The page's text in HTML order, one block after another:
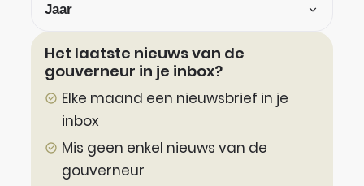
Jaar
Het Iaatste nieuws van de
gouverneur in je inbox?
Elke maand een nieuwsbrief in je
inbox
Mis geen enkel nieuws van de
gouverneur